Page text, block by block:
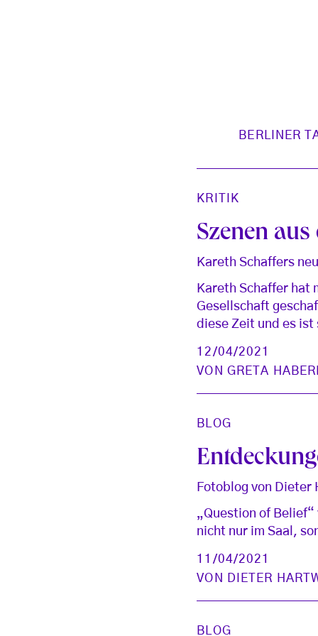
BERLINER
KRITIK
Szenen
Kareth Schaffers
Kareth Schaffer hat
Gesellschaft
diese Zeit und es ist
12/04/2021
VON GRETA
BLOG
Fotoblog von Dieter
„Question of
nicht nur im Saal,
11/04/2021
VON
DIETER
BLOG